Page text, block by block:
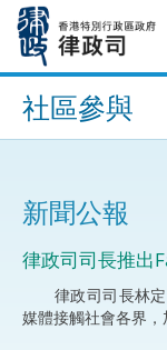
內
進階搜尋
社區參與
新聞公報
律政司司長推出
律政司司長林定
媒體接觸社會各界，